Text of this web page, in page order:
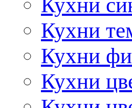
Кухни
Кухни
Кухни